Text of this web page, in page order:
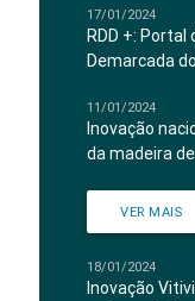
17/01/2024
RDD +: Portal
Demarcada
11/01/2024
Inovação
da madeira
VER MAIS
18/01/2024
Inovação